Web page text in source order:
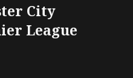
City
League